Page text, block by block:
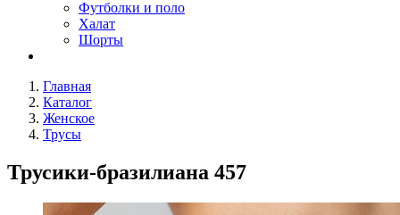
Футболки и поло
Халат
Шорты
Главная
Каталог
Женское
Трусы
Трусики-бразилиана 457